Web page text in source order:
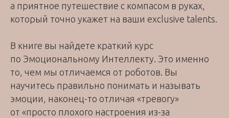
а приятное путешествие с компасом в руках,
который точно укажет на ваши exclusive talents.
В книге вы найдете краткий курс
по Эмоциональному Интеллекту. Это именно
то, чем мы отличаемся от роботов. Вы
научитесь правильно понимать и называть
эмоции, наконец-то отличая «тревогу»
от «просто плохого настроения из-за